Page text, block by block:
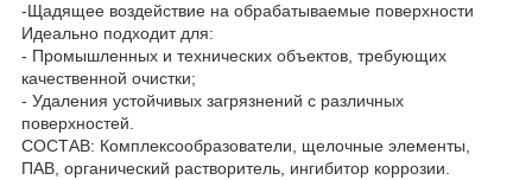
-Щадящее воздействие на обрабатываемые поверхности
Идеально подходит для:
- Промышленных и технических объектов, требующих
качественной очистки;
- Удаления устойчивых загрязнений с различных
поверхностей.
СОСТАВ: Комплексообразователи, щелочные элементы,
ПАВ, органический растворитель, ингибитор коррозии.